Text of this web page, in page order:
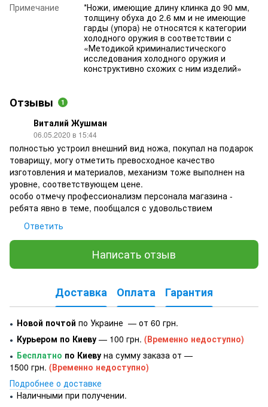
Примечание
*Ножи, имеющие длину клинка до 90 мм,
толщину обуха до 2.6 мм и не имеющие
гарды (упора) не относятся к категории
холодного оружия в соответствии с
«Методикой криминалистического
исследования холодного оружия и
конструктивно схожих с ним изделий»
Отзывы 1
Виталий Жушман
06.05.2020 в 15:44
полностью устроил внешний вид ножа, покупал на подарок
товарищу, могу отметить превосходное качество
изготовления и материалов, механизм тоже выполнен на
уровне, соответствующем цене.
особо отмечу профессионализм персонала магазина -
ребята явно в теме, пообщался с удовольствием
Ответить
Написать отзыв
Доставка Оплата Гарантия
● Новой почтой по Украине — от 60 грн.
● Курьером по Киеву — 100 грн. (Временно недоступно)
● Бесплатно по Киеву на сумму заказа от —
1500 грн. (Временно недоступно)
Подробнее о доставке
● Наличными при получении.